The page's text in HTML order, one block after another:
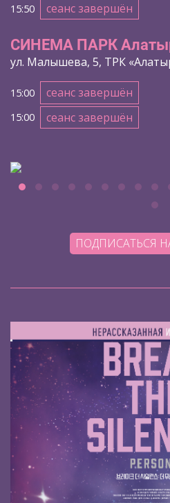
15:50 сеанс завершён
СИНЕМА ПАРК
ул. Малышева, 5, ТРК
15:00 сеанс завершён
15:00 сеанс завершён
ПОДПИСАТЬСЯ